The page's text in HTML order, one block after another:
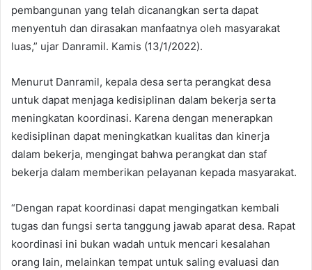
pembangunan yang telah dicanangkan serta dapat
menyentuh dan dirasakan manfaatnya oleh masyarakat
luas,” ujar Danramil. Kamis (13/1/2022).
Menurut Danramil, kepala desa serta perangkat desa
untuk dapat menjaga kedisiplinan dalam bekerja serta
meningkatan koordinasi. Karena dengan menerapkan
kedisiplinan dapat meningkatkan kualitas dan kinerja
dalam bekerja, mengingat bahwa perangkat dan staf
bekerja dalam memberikan pelayanan kepada masyarakat.
“Dengan rapat koordinasi dapat mengingatkan kembali
tugas dan fungsi serta tanggung jawab aparat desa. Rapat
koordinasi ini bukan wadah untuk mencari kesalahan
orang lain, melainkan tempat untuk saling evaluasi dan